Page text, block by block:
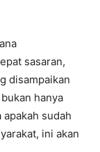
sasaran,
disampaikan
hanya
apakah sudah
ini akan